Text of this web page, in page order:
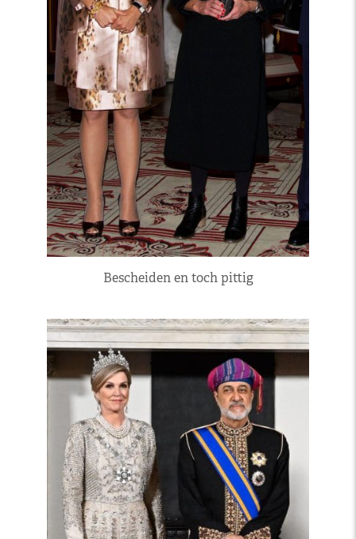
Bescheiden en toch pittig